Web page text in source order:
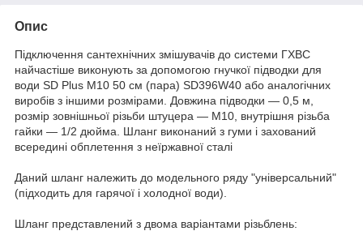
Опис
Підключення сантехнічних змішувачів до системи ГХВС
найчастіше виконують за допомогою гнучкої підводки для
води SD Plus М10 50 см (пара) SD396W40 або аналогічних
виробів з іншими розмірами. Довжина підводки — 0,5 м,
розмір зовнішньої різьби штуцера — М10, внутрішня різьба
гайки — 1/2 дюйма. Шланг виконаний з гуми і захований
всередині обплетення з неїржавної сталі
Даний шланг належить до модельного ряду "універсальний"
(підходить для гарячої і холодної води).
Шланг представлений з двома варіантами різьблень: